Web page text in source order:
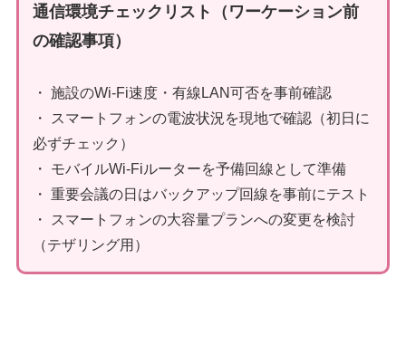
通信環境チェックリスト（ワーケーション前
の確認事項）
・ 施設のWi-Fi速度・有線LAN可否を事前確認
・ スマートフォンの電波状況を現地で確認（初日に
必ずチェック）
・ モバイルWi-Fiルーターを予備回線として準備
・ 重要会議の日はバックアップ回線を事前にテスト
・ スマートフォンの大容量プランへの変更を検討
（テザリング用）